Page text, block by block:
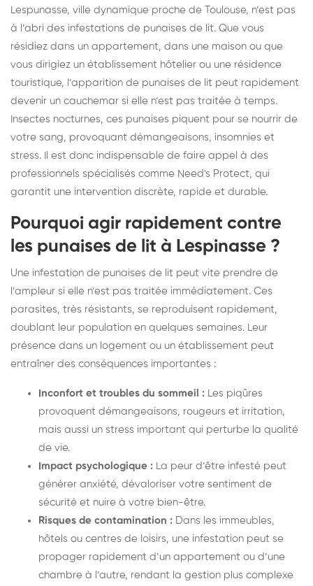
Lespunasse, ville dynamique proche de Toulouse, n’est pas
à l’abri des infestations de punaises de lit. Que vous
résidiez dans un appartement, dans une maison ou que
vous dirigiez un établissement hôtelier ou une résidence
touristique, l’apparition de punaises de lit peut rapidement
devenir un cauchemar si elle n’est pas traitée à temps.
Insectes nocturnes, ces punaises piquent pour se nourrir de
votre sang, provoquant démangeaisons, insomnies et
stress. Il est donc indispensable de faire appel à des
professionnels spécialisés comme Need's Protect, qui
garantit une intervention discrète, rapide et durable.
Pourquoi agir rapidement contre
les punaises de lit à Lespinasse ?
Une infestation de punaises de lit peut vite prendre de
l’ampleur si elle n’est pas traitée immédiatement. Ces
parasites, très résistants, se reproduisent rapidement,
doublant leur population en quelques semaines. Leur
présence dans un logement ou un établissement peut
entraîner des conséquences importantes :
Inconfort et troubles du sommeil : Les piqûres
provoquent démangeaisons, rougeurs et irritation,
mais aussi un stress important qui perturbe la qualité
de vie.
Impact psychologique : La peur d’être infesté peut
générer anxiété, dévaloriser votre sentiment de
sécurité et nuire à votre bien-être.
Risques de contamination : Dans les immeubles,
hôtels ou centres de loisirs, une infestation peut se
propager rapidement d’un appartement ou d’une
chambre à l’autre, rendant la gestion plus complexe